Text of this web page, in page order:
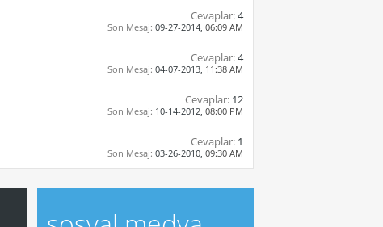
Cevaplar:4
Son Mesaj: 09-27-2014, 06:09 AM
Cevaplar:4
Son Mesaj: 04-07-2013, 11:38 AM
Cevaplar: 12
Son Mesaj: 10-14-2012, 08:00 PM
Cevaplar: 1
Son Mesaj: 03-26-2010, 09:30 AM